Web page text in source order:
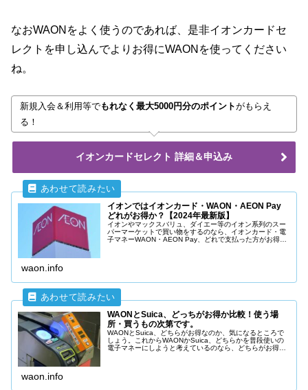
なおWAONをよく使うのであれば、是非イオンカードセ
レクトを申し込んでよりお得にWAONを使ってください
ね。
新規入会＆利用等でもれなく最大5000円分のポイントがもらえ
る！
イオンカードセレクト 詳細＆申込み
イオンではイオンカード・WAON・AEON Pay
どれがお得か？【2024年最新版】
イオンやマックスバリュ、ダイエー等のイオン系列のスー
パーマーケットで買い物をするのなら、イオンカード・電
子マネーWAON・AEON Pay、どれで支払った方がお得な
waon.info
WAONとSuica、どっちがお得か比較！使う場
所・買うもの次第です。
WAONとSuica、どちらがお得なのか、気になるところで
しょう。これからWAONかSuica、どちらかを普段使いの
電子マネーにしようと考えているのなら、どちらがお得な
waon.info